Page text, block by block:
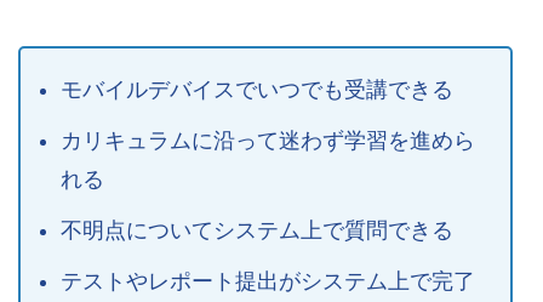
モバイルデバイスでいつでも受講できる
カリキュラムに沿って迷わず学習を進めら
れる
不明点についてシステム上で質問できる
テストやレポート提出がシステム上で完了